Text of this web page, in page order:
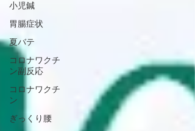
小児鍼
胃腸症状
夏バテ
コロナワクチ
ン副反応
コロナワクチ
ン
ぎっくり腰